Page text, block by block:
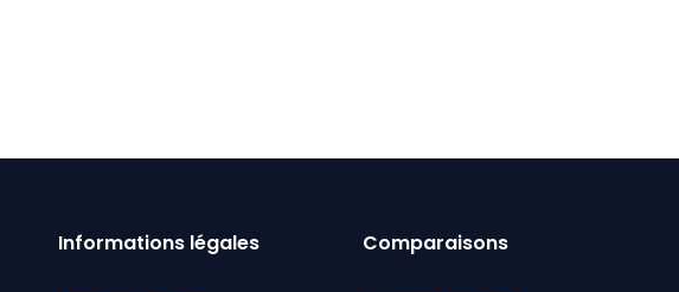
Informations légales Comparaisons